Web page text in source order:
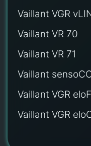
Vaillant VGR
Vaillant VR 70
Vaillant VR 71
Vaillant
Vaillant VGR
Vaillant VGR